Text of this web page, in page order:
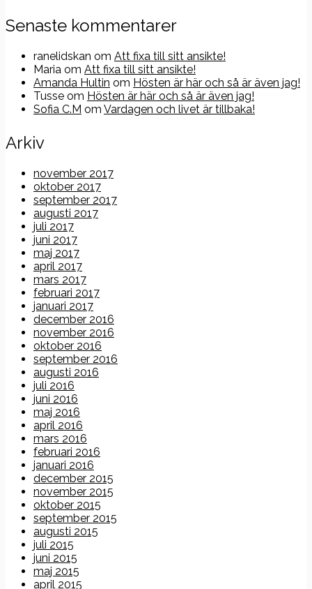
Senaste kommentarer
ranelidskan om Att fixa till sitt ansikte!
Maria om Att fixa till sitt ansikte!
Amanda Hultin om Hösten är här och så är även jag!
Tusse om Hösten är här och så är även jag!
Sofia C.M om Vardagen och livet är tillbaka!
Arkiv
november 2017
oktober 2017
september 2017
augusti 2017
juli 2017
juni 2017
maj 2017
april 2017
mars 2017
februari 2017
januari 2017
december 2016
november 2016
oktober 2016
september 2016
augusti 2016
juli 2016
juni 2016
maj 2016
april 2016
mars 2016
februari 2016
januari 2016
december 2015
november 2015
oktober 2015
september 2015
augusti 2015
juli 2015
juni 2015
maj 2015
april 2015